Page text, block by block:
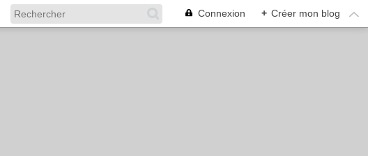
Connexion + Créer mon blog